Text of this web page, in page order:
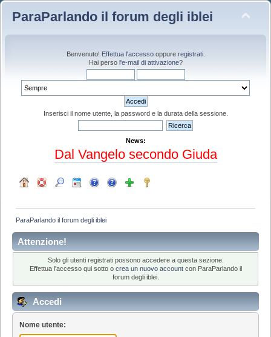
ParaParlando il forum degli iblei
Benvenuto! Effettua l'accessooppure registrati.
Hai perso l'e-mail di attivazione?
Inserisci il nome utente, la password e la durata della sessione.
News:
Dal Vangelo secondo Giuda
ParaParlando il forum degli iblei
Attenzione!
Solo gli utenti registrati possono accedere a questa sezione.
Effettua l'accesso qui sotto o crea un nuovo accountcon ParaParlando il
forum degli iblei.
Accedi
Nome utente: